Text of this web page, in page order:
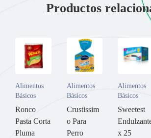
Productos
Alimentos
Básicos
Ronco
Pasta Corta
Pluma
Alimentos
Básicos
Crustissim
o Para
Perro
Alimentos
Básicos
Sweetest
x 25